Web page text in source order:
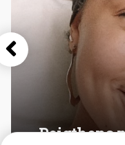
Peigthons